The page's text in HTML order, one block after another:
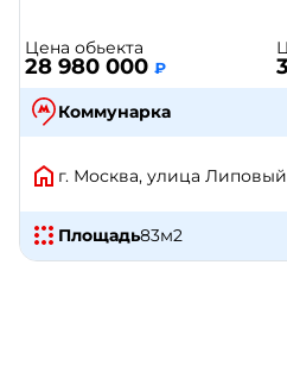
Цена обьекта
28 980 000 ₽
Коммунарка
г. Москва, улица Липовый
Площадь83м2